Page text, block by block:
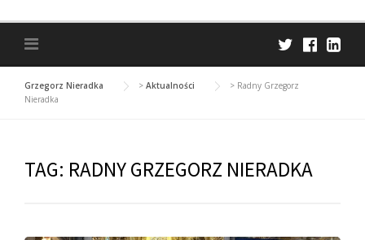
Grzegorz Nieradka > Aktualności > Radny Grzegorz
Nieradka
TAG: RADNY GRZEGORZ NIERADKA